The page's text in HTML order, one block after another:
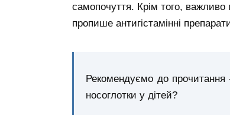
самопочуття. Крім того, важливо
пропише антигістамінні
Рекомендуємо до прочитання
носоглотки у дітей?